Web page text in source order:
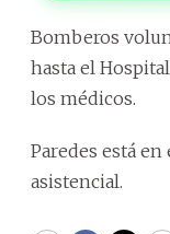
Bomberos
hasta el
los médicos.
Paredes está
asistencial.